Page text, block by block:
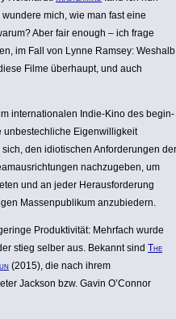
mich, wie man fast eine
Aber fair enough – ich frage
im Fall von Lynne Ramsey: Weshalb
Filme überhaupt, und auch
inter­na­tio­nalen Indie-Kino des begin­
unbe­stech­liche Eigen­wil­lig­keit
den idio­ti­schen Anfor­de­rungen der
nach­zu­geben, um
und an jeder Heraus­for­de­rung
Massen­pu­blikum anzu­bie­dern.
Produk­ti­vität: Mehrfach wurde
stieg selber aus. Bekannt sind The
(2015), die nach ihrem
Jackson bzw. Gavin O’Connor